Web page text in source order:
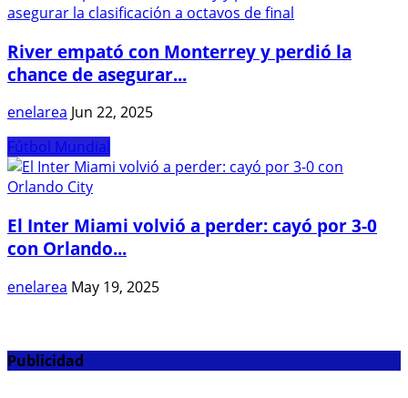
River empató con Monterrey y perdió la
chance de asegurar...
enelarea Jun 22, 2025
Fútbol Mundial
El Inter Miami volvió a perder: cayó por 3-0
con Orlando...
enelarea May 19, 2025
Publicidad